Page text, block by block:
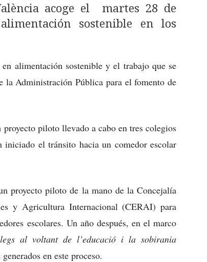
acoge el martes 28 de
sostenible en los
alimentación sostenible y el trabajo que se
la Administración Pública para el fomento de
piloto llevado a cabo en tres colegios
el tránsito hacia un comedor escolar
proyecto piloto de la mano de la Concejalía
y Agricultura Internacional (CERAI) para
escolares. Un año después, en el marco
al voltant de l’educació i la sobirania
en este proceso.